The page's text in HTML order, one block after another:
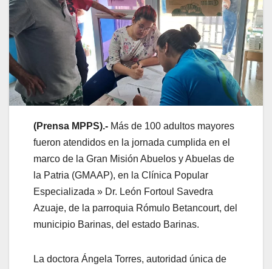
(Prensa MPPS).- Más de 100 adultos mayores
fueron atendidos en la jornada cumplida en el
marco de la Gran Misión Abuelos y Abuelas de
la Patria (GMAAP), en la Clínica Popular
Especializada » Dr. León Fortoul Savedra
Azuaje, de la parroquia Rómulo Betancourt, del
municipio Barinas, del estado Barinas.
La doctora Ángela Torres, autoridad única de